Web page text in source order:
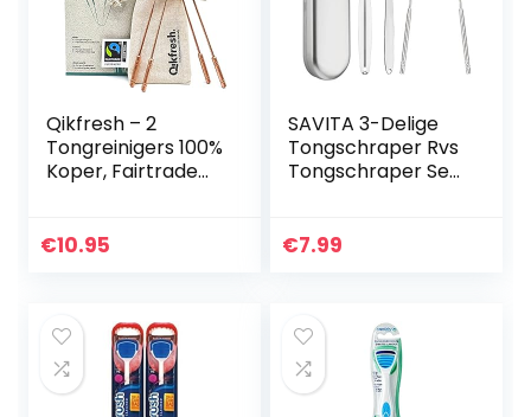
Qikfresh – 2
Tongreinigers 100%
Koper, Fairtrade
Tongschraper,
€10.95
SAVITA 3-Delige
Tongschraper Rvs
Tongschraper Set
Tongborstelreinige
€7.99